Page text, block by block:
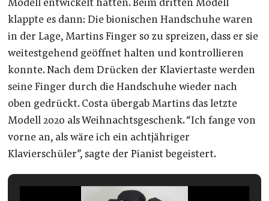
Modell entwickelt hatten. Beim dritten Modell
klappte es dann: Die bionischen Handschuhe waren
in der Lage, Martins Finger so zu spreizen, dass er sie
weitestgehend geöffnet halten und kontrollieren
konnte. Nach dem Drücken der Klaviertaste werden
seine Finger durch die Handschuhe wieder nach
oben gedrückt. Costa übergab Martins das letzte
Modell 2020 als Weihnachtsgeschenk. “Ich fange von
vorne an, als wäre ich ein achtjähriger
Klavierschüler”, sagte der Pianist begeistert.